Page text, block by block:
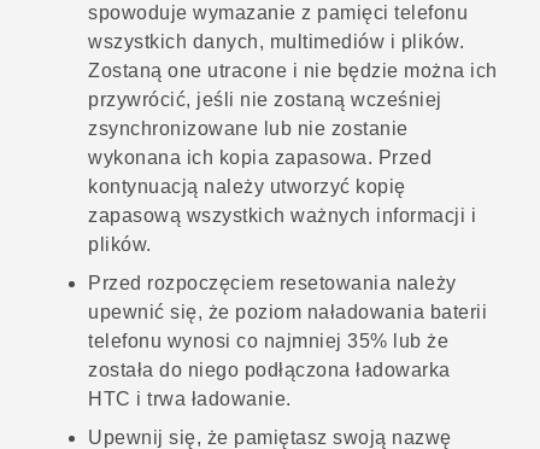
spowoduje wymazanie z pamięci telefonu
wszystkich danych, multimediów i plików.
Zostaną one utracone i nie będzie można ich
przywrócić, jeśli nie zostaną wcześniej
zsynchronizowane lub nie zostanie
wykonana ich kopia zapasowa. Przed
kontynuacją należy utworzyć kopię
zapasową wszystkich ważnych informacji i
plików.
Przed rozpoczęciem resetowania należy
upewnić się, że poziom naładowania baterii
telefonu wynosi co najmniej 35% lub że
została do niego podłączona ładowarka
HTC i trwa ładowanie.
Upewnij się, że pamiętasz swoją nazwę